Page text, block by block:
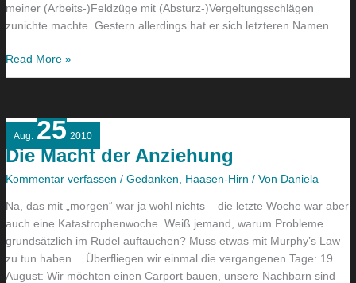
meiner (Arbeits-)Feldzüge mit (Absturz-)Vergeltungsschlägen
zunichte machte. Gestern allerdings hat er sich letzteren Namen
Read More »
Aug. 25 2010
Die Macht der Anziehung
Kommentar verfassen /Gedanken, Haasen-Hirn / Von Daniela
Na, das mit „morgen“ war ja wohl nichts – die letzte Woche war aber
auch eine Katastrophenwoche. Weiß jemand, warum Probleme
grundsätzlich im Rudel auftauchen? Muss etwas mit Murphy’s Law
zu tun haben… Überfliegen wir einmal die vergangenen Tage: 19.
August: Wir möchten einen Carport bauen, unsere Nachbarn sind
Die
Macht
der
Anziehung